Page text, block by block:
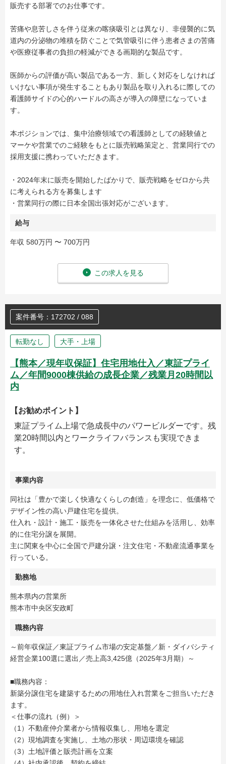
販売する部署でのお仕事です。
苦痛や息苦しさを伴う従来の喀痰吸引とは異なり、非侵襲的に気
道内の分泌物の堆積を防ぐことで気管吸引に伴う患者さまの苦痛
や医療従事者の負担の軽減ができる画期的な製品です。
医師からの評価が高い製品である一方、新しく対応をしなければ
いけない事項が発生することもあり製品を取り入れるに際しての
看護師サイドの心的ハードルの高さが導入の障壁になっていま
す。
本ポジションでは、集中治療領域での看護師としての経験値と
マーケや営業でのご経験をもとに販売戦略策定と、営業同行での
採用支援に携わっていただきます。
・2024年末に販売を開始したばかりで、販売戦略をゼロから共
に考えられる方を募集します
・営業同行の際に日本全国出張対応がございます。
給与
年収 580万円 〜 700万円
この求人を見る
案件番号：172702 / 088
転勤なし 大手・上場
【熊本／現年収保証】住宅用地仕入／東証プライ
ム／年間9000棟供給の成長企業／残業月20時間以
内
【お勧めポイント】
東証プライム上場で急成長中のパワービルダーです。残
業20時間以内とワークライフバランスも実現できま
す。
事業内容
同社は「豊かで楽しく快適なくらしの創造」を理念に、低価格で
デザイン性の高い戸建住宅を提供。
仕入れ・設計・施工・販売を一体化させた仕組みを活用し、効率
的に住宅分譲を展開。
主に関東を中心に全国で戸建分譲・注文住宅・不動産流通事業を
行っている。
勤務地
熊本県内の営業所
熊本市中央区安政町
職務内容
～前年収保証／東証プライム市場の安定基盤／新・ダイバシティ
経営企業100選に選出／売上高3,425億（2025年3月期）～
■職務内容：
新築分譲住宅を建築するための用地仕入れ営業をご担当いただき
ます。
＜仕事の流れ（例）＞
（1）不動産仲介業者から情報収集し、用地を選定
（2）現地調査を実施し、土地の形状・周辺環境を確認
（3）土地評価と販売計画を立案